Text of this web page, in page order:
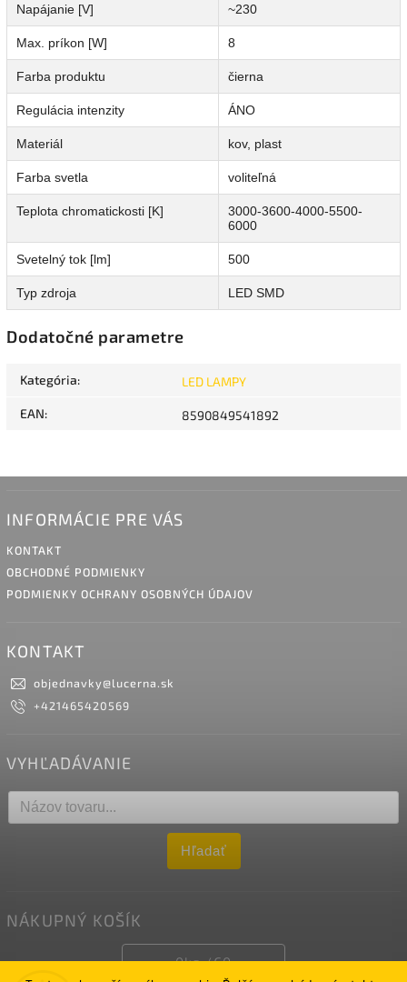
Napájanie [V] ~230
Max. príkon [W] 8
Farba produktu čierna
Regulácia intenzity ÁNO
Materiál kov, plast
Farba svetla voliteľná
Teplota chromatickosti [K]
3000-3600-4000-5500-
6000
Svetelný tok [lm] 500
Typ zdroja LED SMD
Dodatočné parametre
Kategória: LED LAMPY
EAN: 8590849541892
INFORMÁCIE PRE VÁS
KONTAKT
OBCHODNÉ PODMIENKY
PODMIENKY OCHRANY OSOBNÝCH ÚDAJOV
KONTAKT
objednavky@lucerna.sk
+421465420569
VYHĽADÁVANIE
Hľadať
NÁKUPNÝ KOŠÍK
0ks /€0